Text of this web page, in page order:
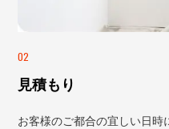
02
見積もり
お客様のご都合の宜しい日時